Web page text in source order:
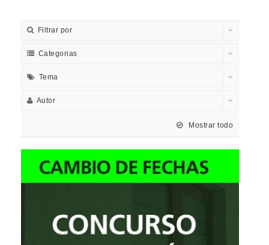
Filtrar por
Categorias
Tema
Autor
Mostrar todo